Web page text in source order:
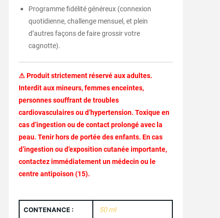
Programme fidélité généreux (connexion
quotidienne, challenge mensuel, et plein
d’autres façons de faire grossir votre
cagnotte).
⚠ Produit strictement réservé aux adultes.
Interdit aux mineurs, femmes enceintes,
personnes souffrant de troubles
cardiovasculaires ou d’hypertension. Toxique en
cas d’ingestion ou de contact prolongé avec la
peau. Tenir hors de portée des enfants. En cas
d’ingestion ou d’exposition cutanée importante,
contactez immédiatement un médecin ou le
centre antipoison (15).
CONTENANCE : 50 ml